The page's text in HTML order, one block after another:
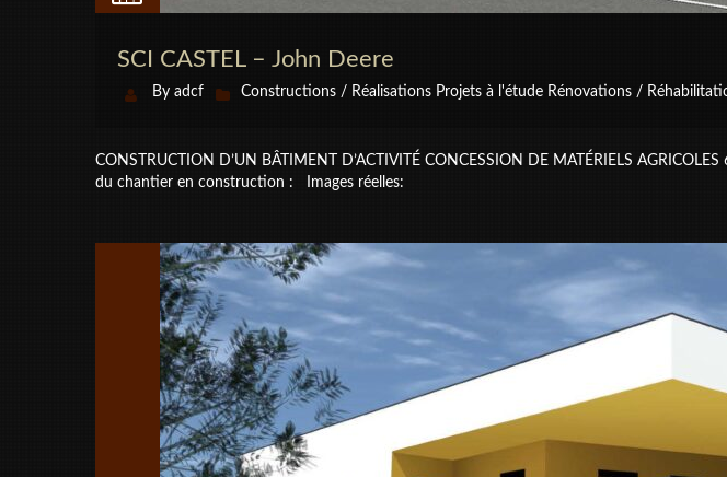
SCI CASTEL – John Deere
By adcf Constructions / Réalisations Projets à l'étude Rénovations /
CONSTRUCTION D’UN BÂTIMENT D’ACTIVITÉ CONCESSION DE MATÉRIELS
du chantier en construction : Images réelles: